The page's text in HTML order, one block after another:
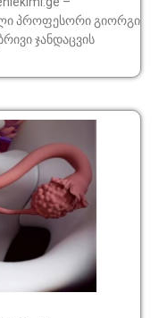
პროფესორი გიორგი
ჯანდაცვის